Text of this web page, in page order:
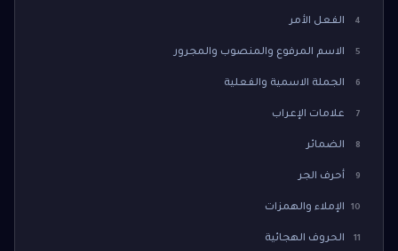
4 الفعل الأمر
5 الاسم المرفوع والمنصوب والمجرور
6 الجملة الاسمية والفعلية
7 علامات الإعراب
8 الضمائر
9 أحرف الجر
10 الإملاء والهمزات
11 الحروف الهجائية